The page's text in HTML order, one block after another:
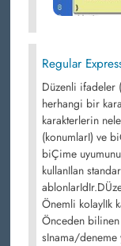
Regular
Düzenli ifadeler
herhangi bir
karakterlerin
(konumlarI) ve
biÇime
kullanIlan
Önemli kolaylIk
Önceden
sInama/